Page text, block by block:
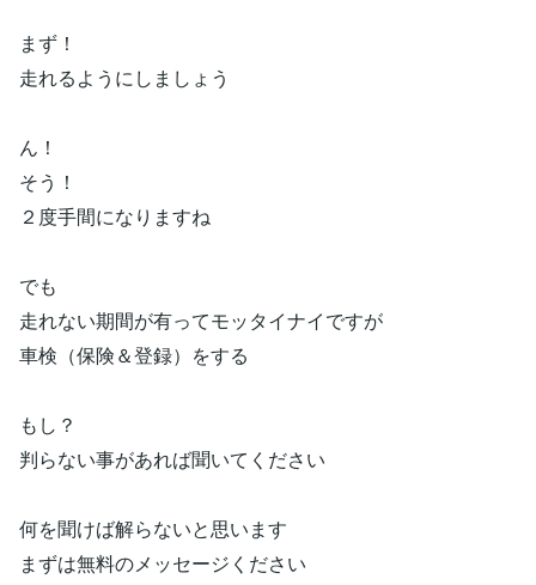
まず！
走れるようにしましょう
ん！
そう！
２度手間になりますね
でも
走れない期間が有ってモッタイナイですが
車検（保険＆登録）をする
もし？
判らない事があれば聞いてください
何を聞けば解らないと思います
まずは無料のメッセージください